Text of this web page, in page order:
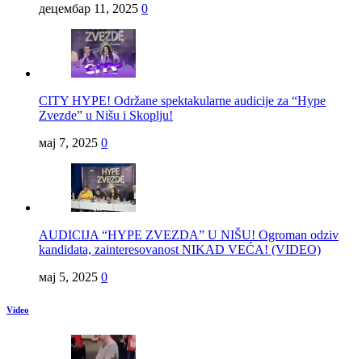
децембар 11, 2025 0
CITY HYPE! Održane spektakularne audicije za “Hype
Zvezde” u Nišu i Skoplju!
мај 7, 2025 0
AUDICIJA “HYPE ZVEZDA” U NIŠU! Ogroman odziv
kandidata, zainteresovanost NIKAD VEĆA! (VIDEO)
мај 5, 2025 0
Video